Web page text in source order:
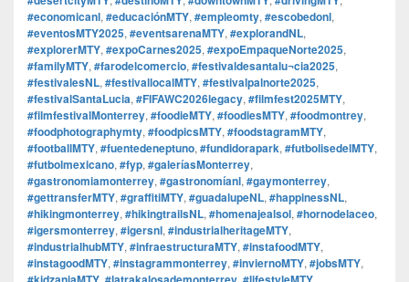
#economicanl, #educaciónMTY, #empleomty, #escobedonl,
#eventosMTY2025, #eventsarenaMTY, #explorandNL,
#explorerMTY, #expoCarnes2025, #expoEmpaqueNorte2025,
#familyMTY, #farodelcomercio, #festivaldesantalu¬cia2025,
#festivalesNL, #festivallocalMTY, #festivalpalnorte2025,
#festivalSantaLucia, #FIFAWC2026legacy, #filmfest2025MTY,
#filmfestivalMonterrey, #foodieMTY, #foodiesMTY, #foodmontrey,
#foodphotographymty, #foodpicsMTY, #foodstagramMTY,
#footballMTY, #fuentedeneptuno, #fundidorapark, #futbolisedelMTY,
#futbolmexicano, #fyp, #galeríasMonterrey,
#gastronomiamonterrey, #gastronomíanl, #gaymonterrey,
#gettransferMTY, #graffitiMTY, #guadalupeNL, #happinessNL,
#hikingmonterrey, #hikingtrailsNL, #homenajealsol, #hornodelaceo,
#igersmonterrey, #igersnl, #industrialheritageMTY,
#industrialhubMTY, #infraestructuraMTY, #instafoodMTY,
#instagoodMTY, #instagrammonterrey, #inviernoMTY, #jobsMTY,
, , ,